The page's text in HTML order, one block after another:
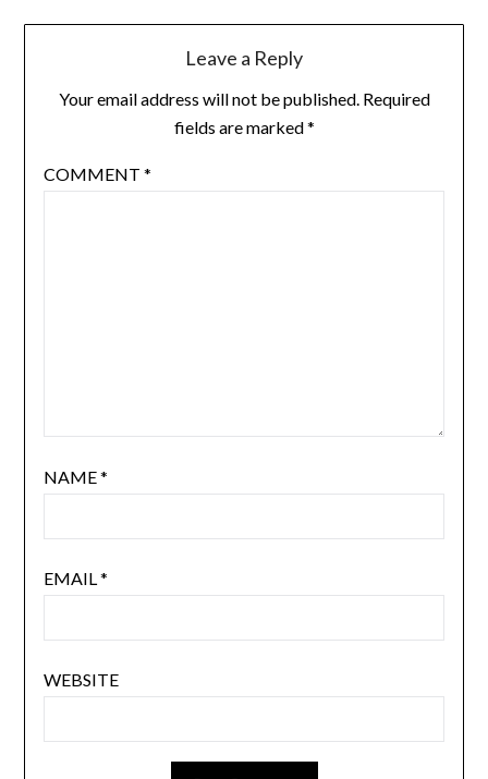
Leave a Reply
Your email address will not be published. Required
fields are marked*
COMMENT *
NAME*
EMAIL*
WEBSITE